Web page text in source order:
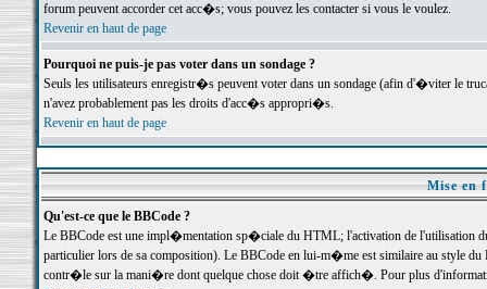
forum peuvent accorder cet acc�s; vous pouvez les contacter si vous le voulez.
Revenir en haut de page
Pourquoi ne puis-je pas voter dans un sondage ?
Seuls les utilisateurs enregistr�s peuvent voter dans un sondage (afin d'�viter le
n'avez probablement pas les droits d'acc�s appropri�s.
Revenir en haut de page
Mise en
Qu'est-ce que le BBCode ?
Le BBCode est une impl�mentation sp�ciale du HTML; l'activation de l'utilisation
particulier lors de sa composition). Le BBCode en lui-m�me est similaire au style
contr�le sur la mani�re dont quelque chose doit �tre affich�. Pour plus